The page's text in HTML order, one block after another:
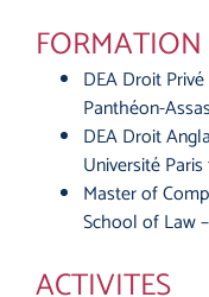
FORMATION
DEA Droit
Panthéon-
DEA Droit
Université
Master of
School of Law
ACTIVITES